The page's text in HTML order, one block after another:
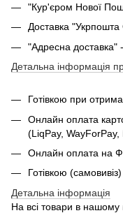
"Кур'єром Нової
Доставка "Укрпошта
"Адресна доставка" -
Детальна інформація
Готівкою при
Онлайн оплата
(LiqPay, WayForPay,
Онлайн оплата на
Готівкою (самовивіз)
Детальна інформація
На всі товари в нашому